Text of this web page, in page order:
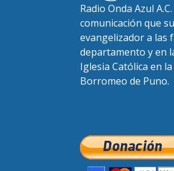
Radio Onda Azul
comunicación que
evangelizador a las
departamento y en
Iglesia Católica en
Borromeo de Puno.